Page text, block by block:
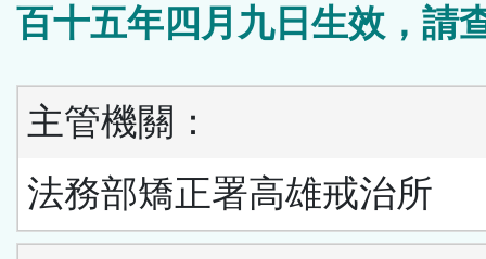
百十五年四月九日生效，請
主管機關：
法務部矯正署高雄戒治所